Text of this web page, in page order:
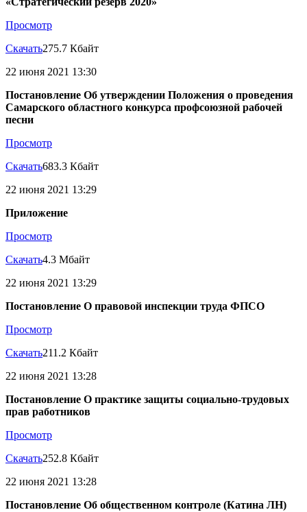
Просмотр
Скачать275.7 Кбайт
22 июня 2021 13:30
Постановление Об утверждении Положения о проведения
Самарского областного конкурса профсоюзной рабочей
песни
Просмотр
Скачать683.3 Кбайт
22 июня 2021 13:29
Приложение
Просмотр
Скачать4.3 Мбайт
22 июня 2021 13:29
Постановление О правовой инспекции труда ФПСО
Просмотр
Скачать211.2 Кбайт
22 июня 2021 13:28
Постановление О практике защиты социально-трудовых
прав работников
Просмотр
Скачать252.8 Кбайт
22 июня 2021 13:28
Постановление Об общественном контроле (Катина ЛН)